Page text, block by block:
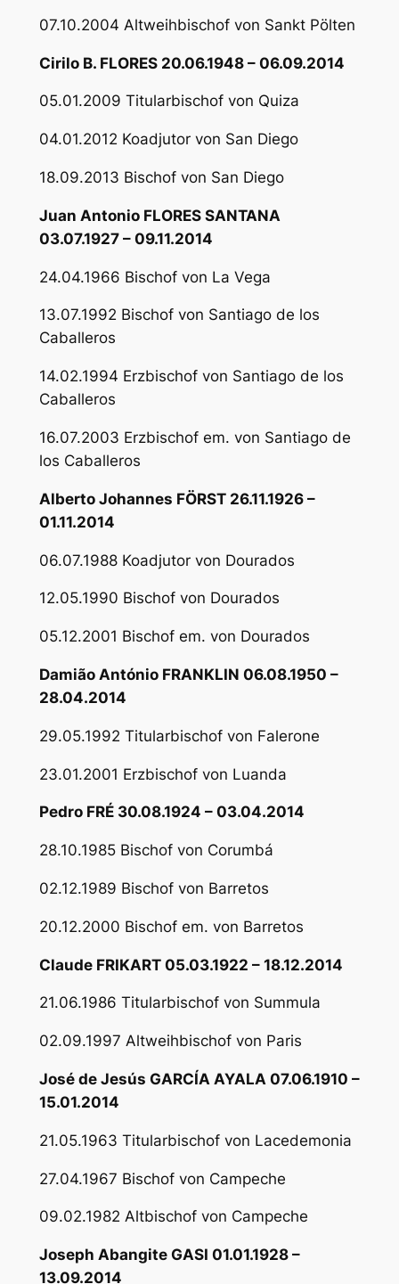
07.10.2004 Altweihbischof von Sankt Pölten
Cirilo B. FLORES 20.06.1948 – 06.09.2014
05.01.2009 Titularbischof von Quiza
04.01.2012 Koadjutor von San Diego
18.09.2013 Bischof von San Diego
Juan Antonio FLORES SANTANA
03.07.1927 – 09.11.2014
24.04.1966 Bischof von La Vega
13.07.1992 Bischof von Santiago de los
Caballeros
14.02.1994 Erzbischof von Santiago de los
Caballeros
16.07.2003 Erzbischof em. von Santiago de
los Caballeros
Alberto Johannes FÖRST 26.11.1926 –
01.11.2014
06.07.1988 Koadjutor von Dourados
12.05.1990 Bischof von Dourados
05.12.2001 Bischof em. von Dourados
Damião António FRANKLIN 06.08.1950 –
28.04.2014
29.05.1992 Titularbischof von Falerone
23.01.2001 Erzbischof von Luanda
Pedro FRÉ 30.08.1924 – 03.04.2014
28.10.1985 Bischof von Corumbá
02.12.1989 Bischof von Barretos
20.12.2000 Bischof em. von Barretos
Claude FRIKART 05.03.1922 – 18.12.2014
21.06.1986 Titularbischof von Summula
02.09.1997 Altweihbischof von Paris
José de Jesús GARCÍA AYALA 07.06.1910 –
15.01.2014
21.05.1963 Titularbischof von Lacedemonia
27.04.1967 Bischof von Campeche
09.02.1982 Altbischof von Campeche
Joseph Abangite GASI 01.01.1928 –
13.09.2014